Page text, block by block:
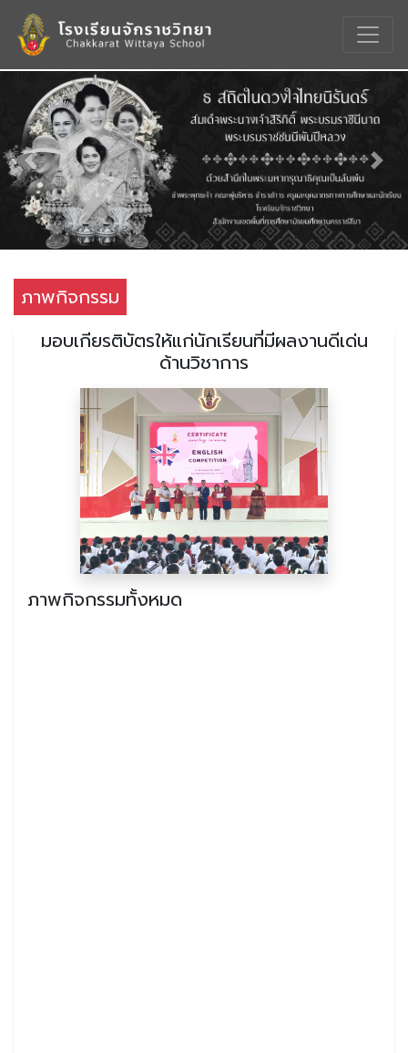
Previous Next
ภาพกิจกรรม
มอบเกียรติบัตรให้แก่นักเรียนที่มีผลงานดีเด่น
ด้านวิชาการ
ภาพกิจกรรมทั้งหมด